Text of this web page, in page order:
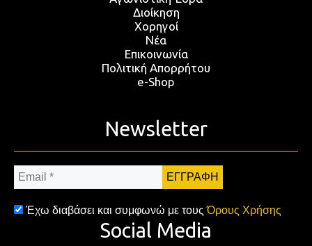
Διοίκηση
Χορηγοί
Νέα
Επικοινωνία
Πολιτική Απορρήτου
e-Shop
Newsletter
Email
*
Έχω διαβάσει και συμφωνώ με τουςΌρους Χρήσης
Social Media